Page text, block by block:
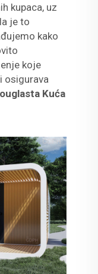
kupaca, uz
je to
kako
koje
osigurava
Kuća